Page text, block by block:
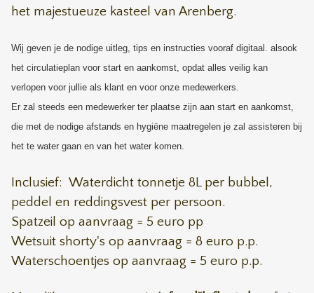
het majestueuze kasteel van Arenberg.
Wij geven je de nodige uitleg, tips en instructies vooraf digitaal. alsook
het circulatieplan voor start en aankomst, opdat alles veilig kan
verlopen voor jullie als klant en voor onze medewerkers.
Er zal steeds een medewerker ter plaatse zijn aan start en aankomst,
die met de nodige afstands en hygiëne maatregelen je zal assisteren bij
het te water gaan en van het water komen.
Inclusief: Waterdicht tonnetje 8L per bubbel,
peddel en reddingsvest per persoon.
Spatzeil op aanvraag = 5 euro pp
Wetsuit shorty's op aanvraag = 8 euro p.p.
Waterschoentjes op aanvraag = 5 euro p.p.